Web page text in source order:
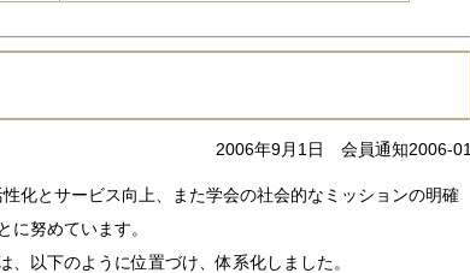
2006年9月1日 会員通知2006-01
化とサービス向上、また学会の社会的なミッションの明確
努めています。
以下のように位置づけ、体系化しました。